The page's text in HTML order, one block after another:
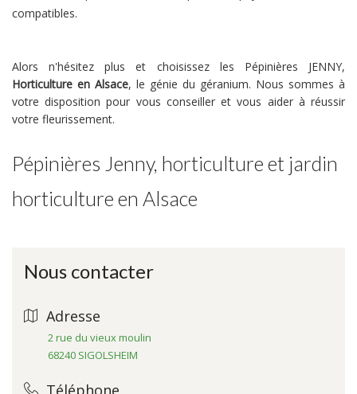
compatibles.
Alors n'hésitez plus et choisissez les Pépinières JENNY,
Horticulture en Alsace, le génie du géranium. Nous sommes à
votre disposition pour vous conseiller et vous aider à réussir
votre fleurissement.
Pépinières Jenny, horticulture et jardin
horticulture en Alsace
Nous contacter
Adresse
2 rue du vieux moulin
68240 SIGOLSHEIM
Téléphone